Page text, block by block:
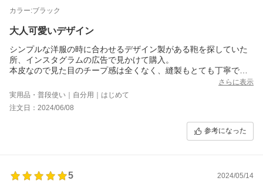
カラー:ブラック
大人可愛いデザイン
シンプルな洋服の時に合わせるデザイン製がある鞄を探していた
所、インスタグラムの広告で見かけて購入。
本皮なので見た目のチープ感は全くなく、縫製もとても丁寧で大
人可愛いデザインがコーディネートのポイントになりとても気に
入ってます。
見た目より容量も入るし内側と外柄にもポケットがあるのてで使
いやすいです。
今回はすごく悩んだ挙げ句ブラックにしましたが、他のカラーも
コーディネートのアクセントになりそうなので欲しい位！
さらに表示
実用品・普段使い｜自分用｜はじめて
注文日：2024/06/08
参考になった
5
2024/05/14